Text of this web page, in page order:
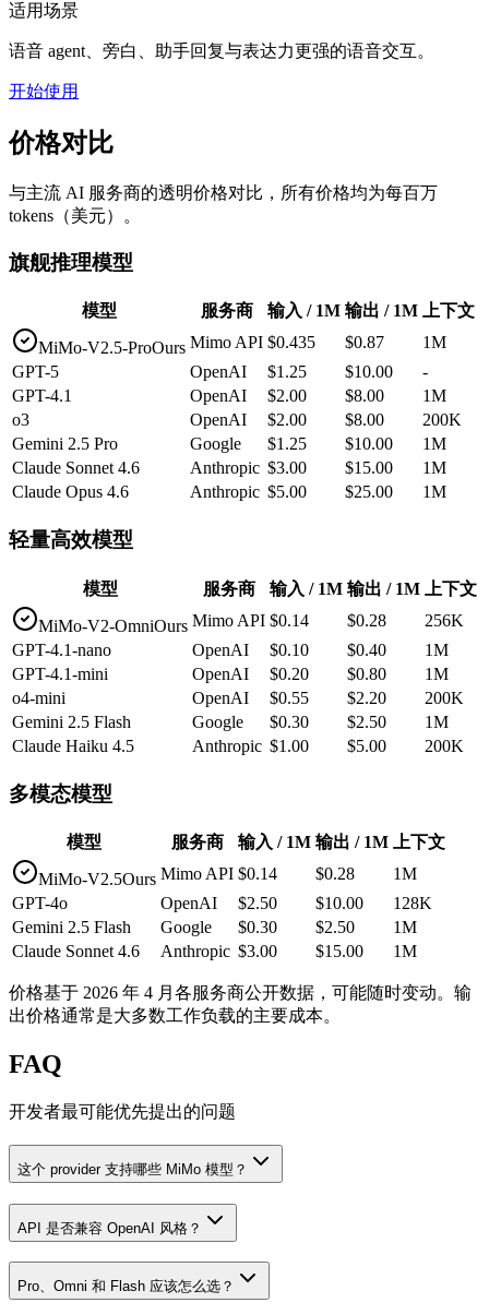
适用场景
语音 agent、旁白、助手回复与表达力更强的语音交互。
开始使用
价格对比
与主流 AI 服务商的透明价格对比，所有价格均为每百万
tokens（美元）。
旗舰推理模型
模型 服务商 输入 / 1M 输出 / 1M 上下文
MiMo-V2.5-ProOurs Mimo API $0.435 $0.87
1M
GPT-5
OpenAI $1.25 $10.00
-
GPT-4.1
OpenAI $2.00 $8.00
1M
o3
OpenAI $2.00 $8.00
200K
Gemini 2.5 Pro
Google $1.25 $10.00
1M
Claude Sonnet 4.6
Anthropic $3.00 $15.00
1M
Claude Opus 4.6
Anthropic $5.00 $25.00 1M
轻量高效模型
模型 服务商 输入 / 1M 输出 / 1M
上下文
MiMo-V2-OmniOurs Mimo API $0.14 $0.28
256K
GPT-4.1-nano
OpenAI $0.10 $0.40
1M
GPT-4.1-mini
OpenAI $0.20 $0.80
1M
o4-mini
OpenAI $0.55 $2.20
200K
Gemini 2.5 Flash
Google $0.30 $2.50
1M
Claude Haiku 4.5
Anthropic $1.00 $5.00 200K
多模态模型
模型 服务商 输入 / 1M 输出 / 1M
上下文
MiMo-V2.5Ours Mimo API $0.14 $0.28
1M
GPT-4o
OpenAI $2.50 $10.00
128K
Gemini 2.5 Flash
Google $0.30 $2.50
1M
Claude Sonnet 4.6
Anthropic $3.00 $15.00 1M
价格基于 2026 年 4 月各服务商公开数据，可能随时变动。输
出价格通常是大多数工作负载的主要成本。
FAQ
开发者最可能优先提出的问题
这个 provider 支持哪些 MiMo 模型？
API 是否兼容 OpenAI 风格？
Pro、Omni 和 Flash 应该怎么选？